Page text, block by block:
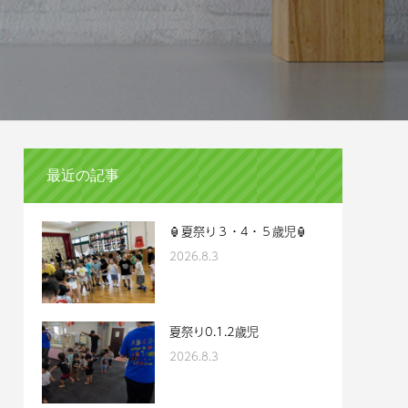
最近の記事
🏮夏祭り３・4・５歳児🏮
2026.8.3
夏祭り0.1.2歳児
2026.8.3